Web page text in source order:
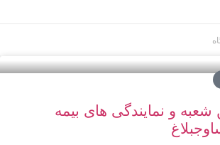
و نمایندگی های بیمه